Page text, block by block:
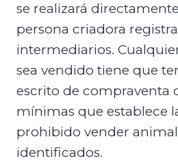
se realizará
persona criadora
intermediarios.
sea vendido tiene que
escrito de compraventa
mínimas que establece
prohibido vender
identificados.